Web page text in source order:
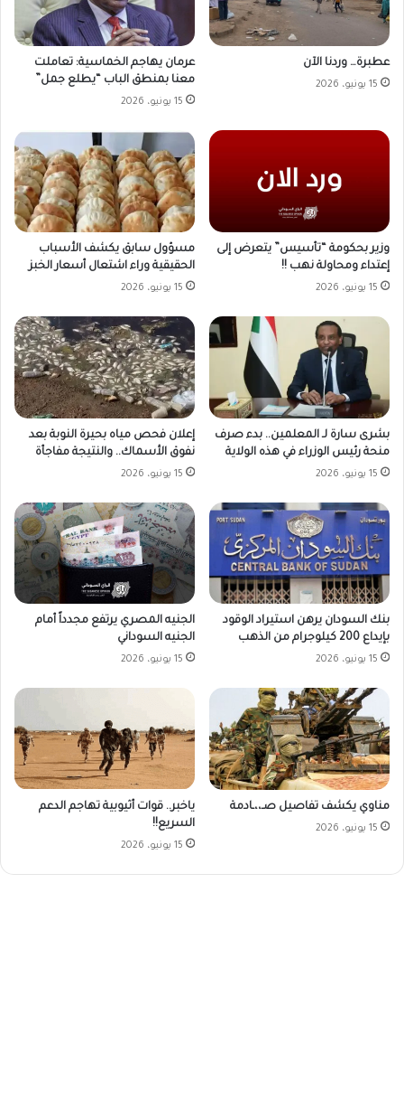
عطبرة… وردنا الآن
15 يونيو، 2026
عرمان يهاجم الخماسية: تعاملت
معنا بمنطق الباب “يطلع جمل”
15 يونيو، 2026
وزير بحكومة “تأسيس” يتعرض إلى
إعتداء ومحاولة نهب !!
15 يونيو، 2026
مسؤول سابق يكشف الأسباب
الحقيقية وراء اشتعال أسعار الخبز
15 يونيو، 2026
بشرى سارة لـ المعلمين.. بدء صرف
منحة رئيس الوزراء في هذه الولاية
15 يونيو، 2026
إعلان فحص مياه بحيرة النوبة بعد
نفوق الأسماك.. والنتيجة مفاجأة
15 يونيو، 2026
بنك السودان يرهن استيراد الوقود
بإيداع 200 كيلوجرام من الذهب
15 يونيو، 2026
الجنيه المصري يرتفع مجدداً أمام
الجنيه السوداني
15 يونيو، 2026
مناوي يكشف تفاصيل صـ،،ـادمة
15 يونيو، 2026
ياخبر.. قوات أثيوبية تهاجم الدعم
السريع!!
15 يونيو، 2026